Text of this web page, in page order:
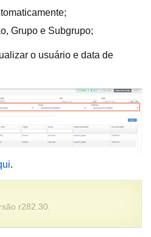
Grupo e Subgrupo;
o usuário e data de
.
r282.30.